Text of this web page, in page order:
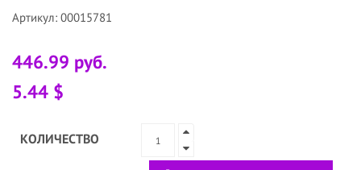
Артикул: 00015781
446.99 руб.
5.44 $
КОЛИЧЕСТВО